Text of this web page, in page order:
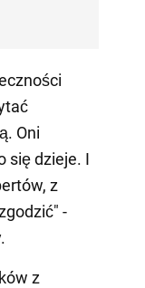
Oni
się dzieje. I
z
-
z